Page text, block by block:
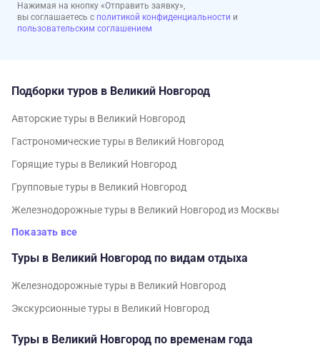
Нажимая на кнопку «Отправить заявку»,
вы соглашаетесь с политикой конфиденциальности и
пользовательским соглашением
Подборки туров в Великий Новгород
Авторские туры в Великий Новгород
Гастрономические туры в Великий Новгород
Горящие туры в Великий Новгород
Групповые туры в Великий Новгород
Железнодорожные туры в Великий Новгород из Москвы
Показать все
Туры в Великий Новгород по видам отдыха
Железнодорожные туры в Великий Новгород
Экскурсионные туры в Великий Новгород
Туры в Великий Новгород по временам года